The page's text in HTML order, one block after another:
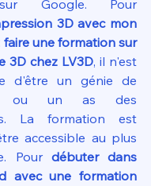
3D avec mon
une formation sur
3D chez LV3D, il n'est
d'être un génie de
ou un as des
La formation est
accessible au plus
Pour débuter dans
avec une formation